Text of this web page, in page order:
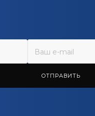
ОТПРАВИТЬ